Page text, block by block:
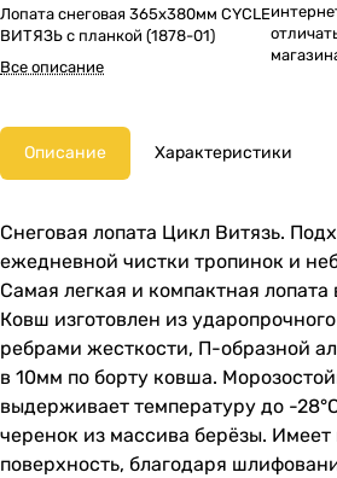
Лопата снеговая 365х380мм CYCLE
ВИТЯЗЬ с планкой (1878-01)
Все описание
Описание Характеристики
Снеговая лопата Цикл Витязь.
ежедневной чистки тропинок и
Самая легкая и компактная
Ковш изготовлен из
ребрами жесткости, П-образной
в 10мм по борту ковша.
выдерживает температуру до -
черенок из массива берёзы. Имеет
поверхность, благодаря